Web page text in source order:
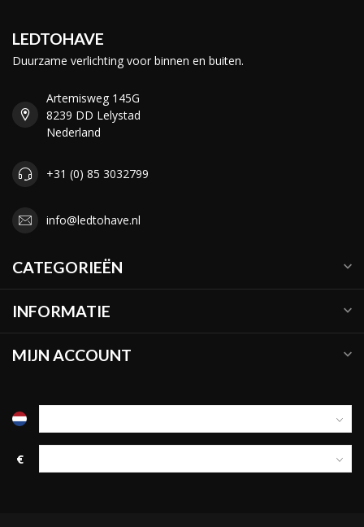
LEDTOHAVE
Duurzame verlichting voor binnen en buiten.
Artemisweg 145G
8239 DD Lelystad
Nederland
+31 (0) 85 3032799
info@ledtohave.nl
CATEGORIEËN
INFORMATIE
MIJN ACCOUNT
€